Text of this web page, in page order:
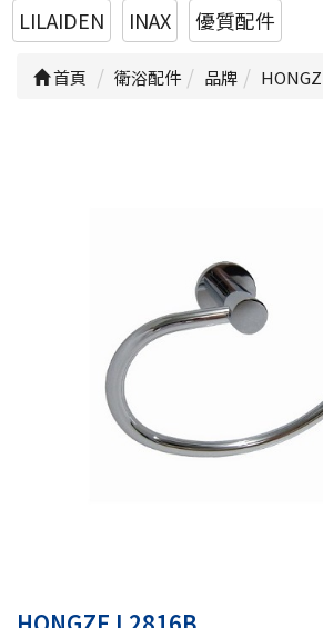
LILAIDEN
INAX 優質配件
首頁 衛浴配件 品牌